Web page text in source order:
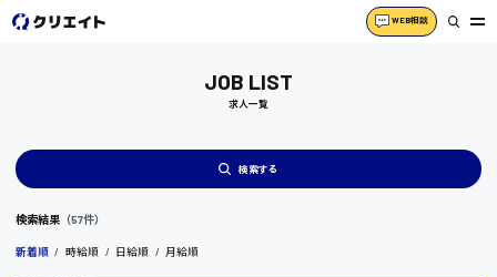
WEB相談
JOB LIST
求人一覧
検索する
検索結果（57件）
新着順 時給順 日給順 月給順